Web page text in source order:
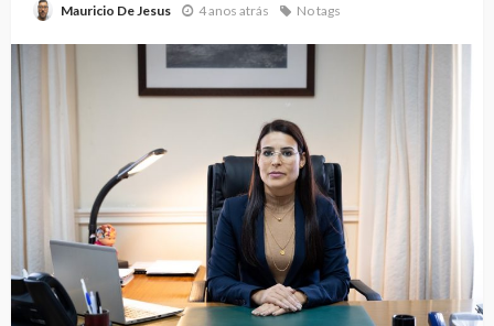
Mauricio De Jesus 4 anos atrás No tags